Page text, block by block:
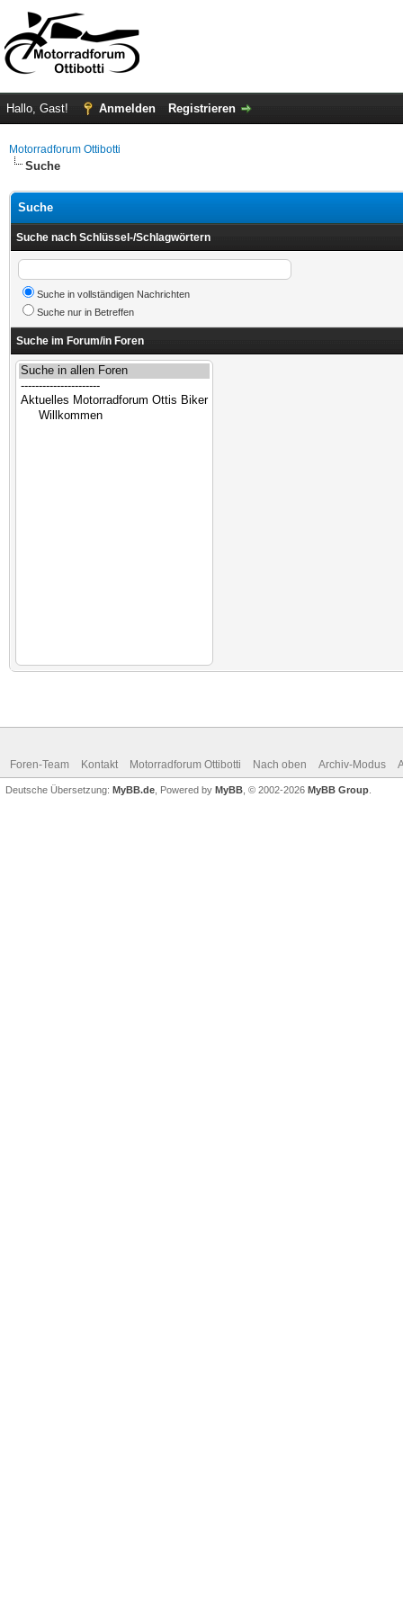
Hallo, Gast! Anmelden Registrieren
Motorradforum Ottibotti
Suche
Suche
Suche nach Schlüssel-/Schlagwörtern
Suche in vollständigen Nachrichten
Suche nur in Betreffen
Suche im Forum/in Foren
Foren-Team Kontakt Motorradforum Ottibotti Nach oben Archiv-Modus
Deutsche Übersetzung: MyBB.de , Powered by MyBB , © 2002-2026 MyBB Group